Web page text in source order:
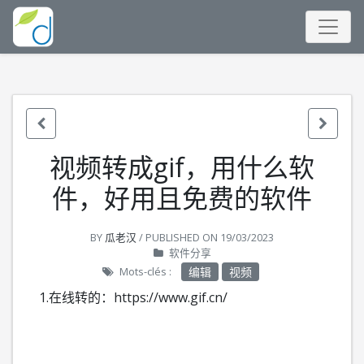
视频转成gif，用什么软
件，好用且免费的软件
BY 瓜老汉 / PUBLISHED ON 19/03/2023
软件分享
Mots-clés :
编辑 视频
1.在线转的： https://www.gif.cn/